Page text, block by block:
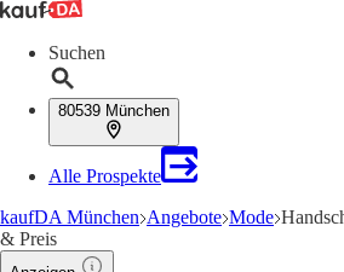
Suchen
80539 München
Alle Prospekte
kaufDA München Angebote Mode
& Preis